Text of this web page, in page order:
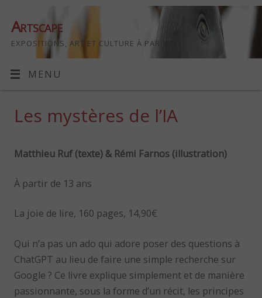
Artscape
EXPOSITIONS, ART ET CULTURE À PARIS
MENU
Les mystères de l’IA
Matthieu Ruf (texte) & Rémi Farnos (illustration)
À partir de 13 ans
La joie de lire, 160 pages, 14,90€
Qui n’a pas un ado qui adore poser des questions à
ChatGPT au lieu de faire une simple recherche sur
Google ? Ce livre explique simplement et de manière
passionnante, sous la forme d’un récit, les principes